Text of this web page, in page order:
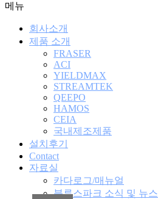
메뉴
회사소개
제품 소개
FRASER
ACI
YIELDMAX
STREAMTEK
QEEPO
HAMOS
CEIA
국내제조제품
설치후기
Contact
자료실
카다로그/매뉴얼
블루스파크 소식 및 뉴스